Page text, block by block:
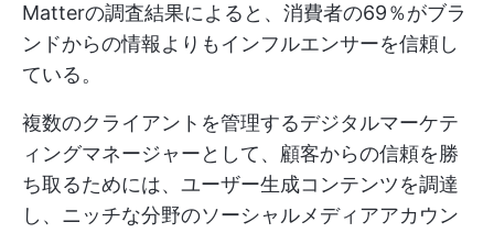
Matterの調査結果によると、消費者の69％がブラ
ンドからの情報よりもインフルエンサーを信頼し
ている。
複数のクライアントを管理するデジタルマーケテ
ィングマネージャーとして、顧客からの信頼を勝
ち取るためには、ユーザー生成コンテンツを調達
し、ニッチな分野のソーシャルメディアアカウン